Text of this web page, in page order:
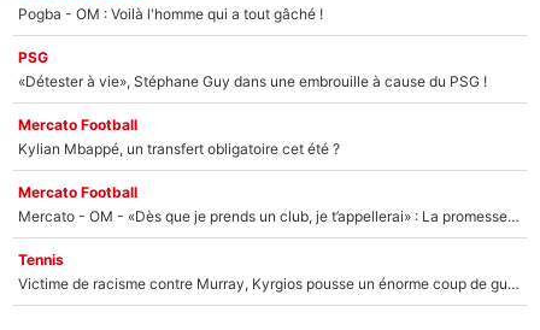
Pogba - OM : Voilà l'homme qui a tout gâché !
PSG
«Détester à vie», Stéphane Guy dans une embrouille à cause du PSG !
Mercato Football
Kylian Mbappé, un transfert obligatoire cet été ?
Mercato Football
Mercato - OM - «Dès que je prends un club, je t’appellerai» : La promesse de Marcelino au moment de claquer la porte
Tennis
Victime de racisme contre Murray, Kyrgios pousse un énorme coup de gueule !